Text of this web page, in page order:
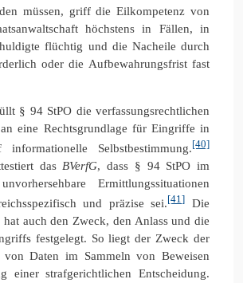
müssen, griff die Eilkompetenz von
höchstens in Fällen, in
flüchtig und die Nacheile durch
oder die Aufbewahrungsfrist fast
§ 94 StPO die verfassungsrechtlichen
eine Rechtsgrundlage für Eingriffe in
Selbstbestimmung.[40]
das BVerfG, dass § 94 StPO im
Ermittlungssituationen
und präzise sei.[41]
Die
hat auch den Zweck, den Anlass und die
festgelegt. So liegt der Zweck der
von Daten im Sammeln von Beweisen
einer strafgerichtlichen Entscheidung.